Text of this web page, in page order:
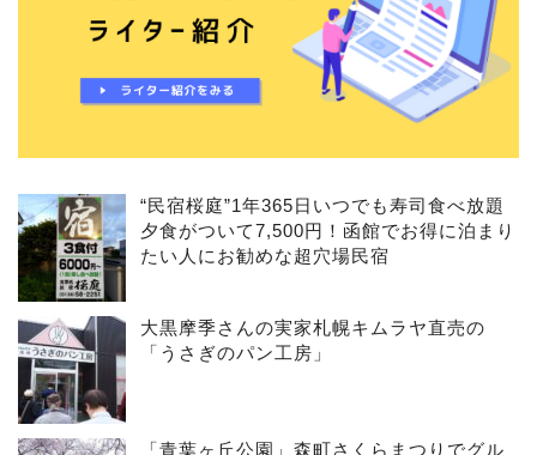
“民宿桜庭”1年365日いつでも寿司食べ放題
夕食がついて7,500円！函館でお得に泊まり
たい人にお勧めな超穴場民宿
大黒摩季さんの実家札幌キムラヤ直売の
「うさぎのパン工房」
「青葉ヶ丘公園」森町さくらまつりでグル